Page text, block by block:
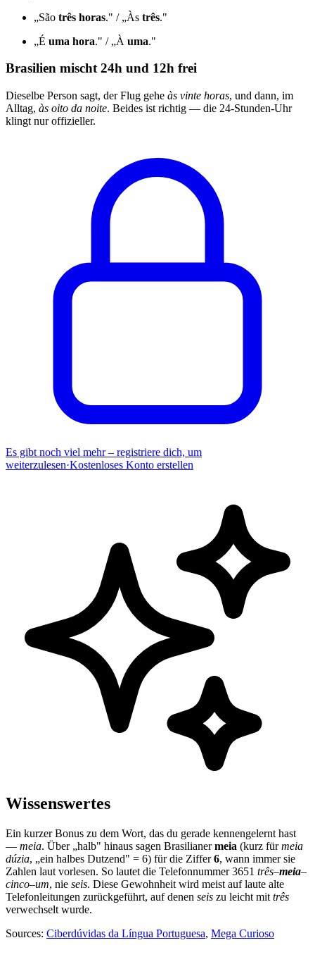
„São três horas." / „Às três."
„É uma hora." / „À uma."
Brasilien mischt 24h und 12h frei
Dieselbe Person sagt, der Flug gehe às vinte horas, und dann, im
Alltag, às oito da noite. Beides ist richtig — die 24-Stunden-Uhr
klingt nur offizieller.
Es gibt noch viel mehr – registriere dich, um
weiterzulesen·Kostenloses Konto erstellen
Wissenswertes
Ein kurzer Bonus zu dem Wort, das du gerade kennengelernt hast
— meia. Über „halb" hinaus sagen Brasilianermeia (kurz fürmeia
dúzia, „ein halbes Dutzend" = 6) für die Ziffer6, wann immer sie
Zahlen laut vorlesen. So lautet die Telefonnummer 3651 três–meia–
cinco–um, nie seis. Diese Gewohnheit wird meist auf laute alte
Telefonleitungen zurückgeführt, auf denen seis zu leicht mit três
verwechselt wurde.
Sources: Ciberdúvidas da Língua Portuguesa, Mega Curioso